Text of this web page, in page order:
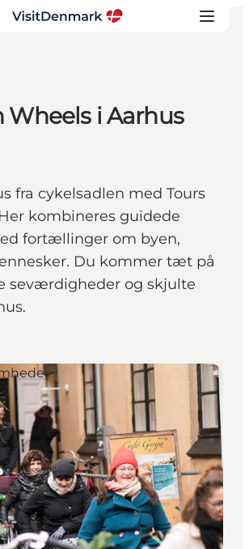
Wheels i Aarhus
fra cykelsadlen med Tours
kombineres guidede
fortællinger om byen,
Du kommer tæt på
seværdigheder og skjulte